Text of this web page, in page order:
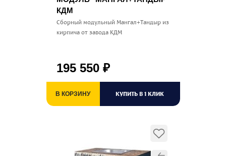
КДМ
Сборный модульный Мангал+Тандыр из
кирпича от завода КДМ
195 550 ₽
В КОРЗИНУ КУПИТЬ В 1 КЛИК